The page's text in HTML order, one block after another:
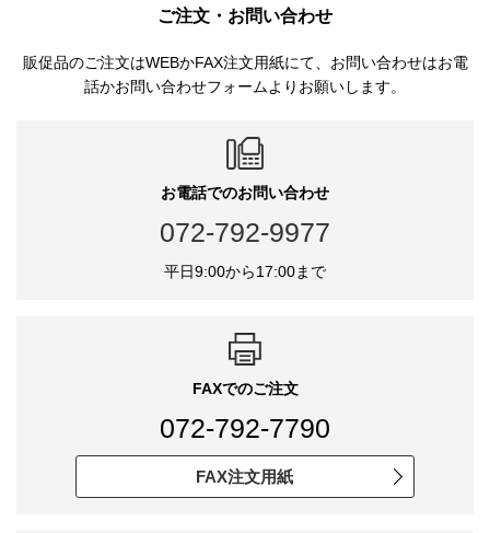
ご注文・お問い合わせ
販促品のご注文はWEBかFAX注文用紙にて、お問い合わせはお電
話かお問い合わせフォームよりお願いします。
お電話でのお問い合わせ
072-792-9977
平日9:00から17:00まで
FAXでのご注文
072-792-7790
FAX注文用紙